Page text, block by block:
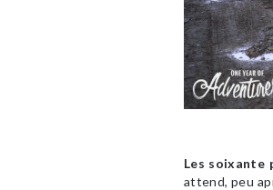
Les soixante
attend, peu